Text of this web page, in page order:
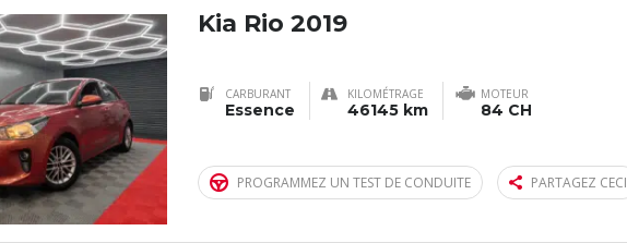
Kia Rio 2019
CARBURANT
Essence
KILOMÉTRAGE
46145 km
MOTEUR
84 CH
PROGRAMMEZ UN TEST DE CONDUITE PARTAGEZ CECI